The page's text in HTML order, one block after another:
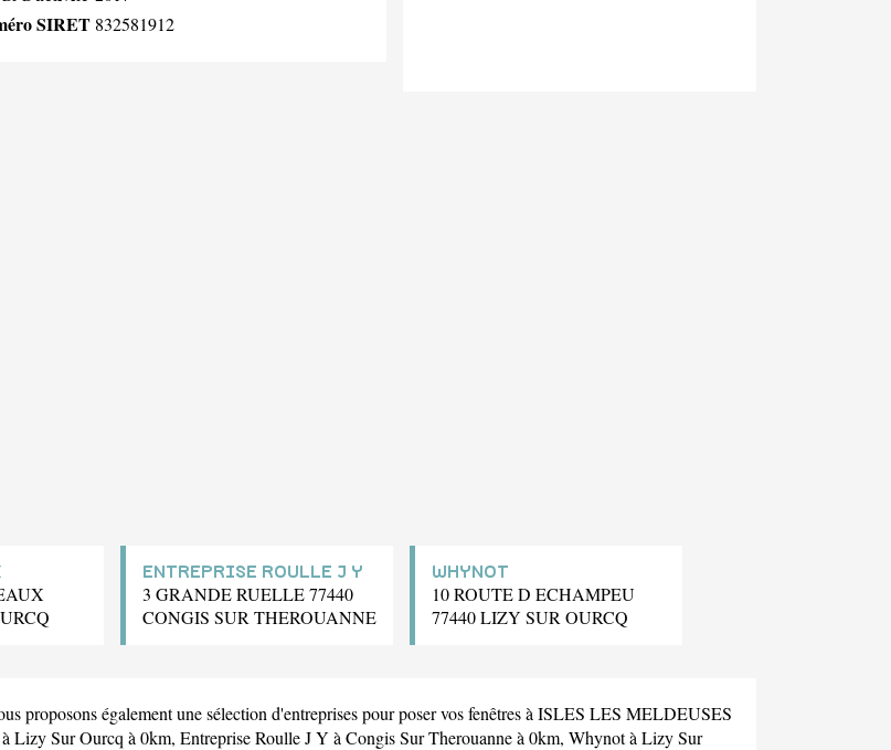
SIRET 832581912
ENTREPRISE ROULLE J Y
3 GRANDE RUELLE 77440
CONGIS SUR THEROUANNE
WHYNOT
10 ROUTE D ECHAMPEU
77440 LIZY SUR OURCQ
proposons également une sélection d'entreprises pour poser vos fenêtres à ISLES LES MELDEUSES
à Lizy Sur Ourcq à 0km, Entreprise Roulle J Y à Congis Sur Therouanne à 0km, Whynotà Lizy Sur